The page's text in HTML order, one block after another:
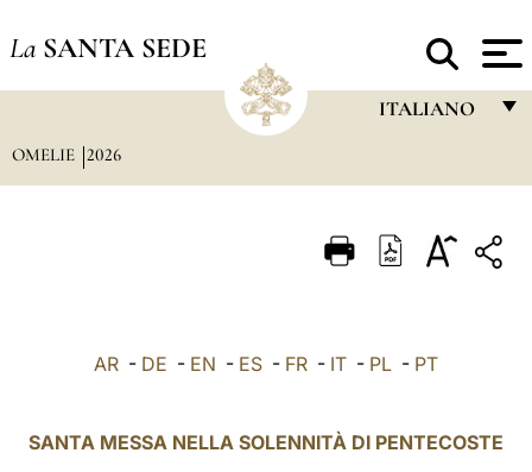
La SANTA SEDE
ITALIANO
ITALIANO
POLSKI
OMELIE 2026
AR - DE - EN - ES - FR - IT - PL - PT
SANTA MESSA NELLA SOLENNITÀ DI PENTECOSTE